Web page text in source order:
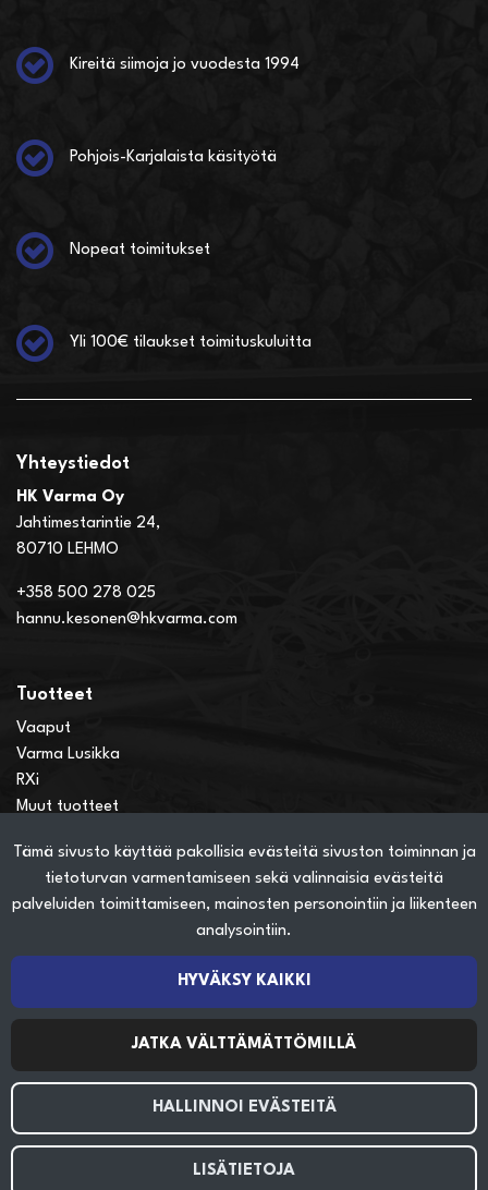
Tämä sivusto käyttää pakollisia evästeitä sivuston toiminnan ja
tietoturvan varmentamiseen sekä valinnaisia evästeitä
palveluiden toimittamiseen, mainosten personointiin ja liikenteen
analysointiin.
HYVÄKSY KAIKKI
JATKA VÄLTTÄMÄTTÖMILLÄ
HALLINNOI EVÄSTEITÄ
LISÄTIETOJA
Kireitä siimoja jo vuodesta 1994
Pohjois-Karjalaista käsityötä
Nopeat toimitukset
Yli 100€ tilaukset toimituskuluitta
Yhteystiedot
HK Varma Oy
Jahtimestarintie 24,
80710 LEHMO
+358 500 278 025
hannu.kesonen@hkvarma.com
Tuotteet
Vaaput
Varma Lusikka
RXi
Muut tuotteet
Verkkokauppainfo
Näin teet ostoksia verkkokaupassa
Tietosuojaseloste
Seuraa sosiaalisessa mediassa